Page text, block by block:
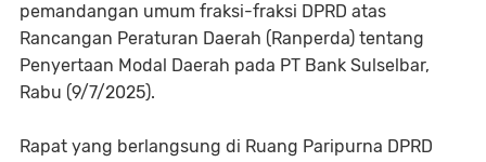
pemandangan umum fraksi-fraksi DPRD atas
Rancangan Peraturan Daerah (Ranperda) tentang
Penyertaan Modal Daerah pada PT Bank Sulselbar,
Rabu (9/7/2025).
Rapat yang berlangsung di Ruang Paripurna DPRD